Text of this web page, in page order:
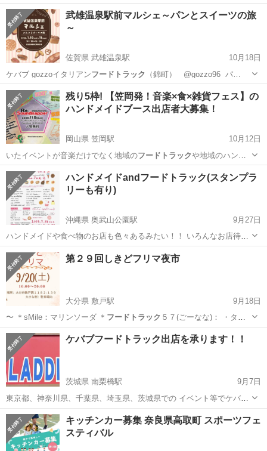
ど） …
千葉 木更津市 木更津駅 フードトラック
武雄温泉駅前マルシェ～パンとスイーツの旅
～
佐賀県 武雄温泉駅
10月18日
ケバブ gozzoイタリアンフードトラック （錦町） @gozzo96 パ…
佐賀 武雄市 武雄温泉駅 地域/お祭り 焼き菓子
残り5枠! 【笠岡発！音楽×食×雑貨フェス】の
ハンドメイドブース出店者大募集！
岡山県 笠岡駅
10月12日
いたイベントが音楽だけでなく地域のフードトラックや地域のハンド
メイド雑貨屋さんとタ…
岡山 笠岡市 笠岡駅 地域/お祭り 雑貨
ハンドメイドandフードトラック(スタンプラ
リーも有り)
沖縄県 奥武山公園駅
9月27日
ハンドメイドや食べ物のお店も色々あるみたい！！ いろんなお店待っ
てみるのも楽しそうなイベントですよー
沖縄 島尻郡 奥武山公園駅 地域/お祭り
第２９回しきどフリマ夜市
大分県 敷戸駅
9月18日
〜 ＊sMile：マリンソーダ ＊ フードトラック ５７(ごーなな)： ・タコ
ス・フラ…
大分 大分市 敷戸駅 フリーマーケット 夜市
ケバブフードトラック出店を承ります！！
茨城県 南栗橋駅
9月7日
東京都、神奈川県、千葉県、埼玉県、茨城県での イベント等でケバブ
キッチンカー出店のご依頼をお待ちしております。 本場トルコで長年
の経験をもつ料理人がつくる、 本格的ドネルケバブです。 主なメニュ
ーは ドネルケバブ(チキン、ビ...
茨城 猿島郡 その他 ケバブ
キッチンカー募集 奈良県高取町 スポーツフェ
スティバル